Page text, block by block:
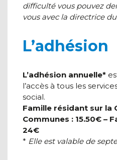
difficulté vous pouvez
vous avec la directrice
L’adhésion
L’adhésion annuelle*
l’accès à tous les
social.
Famille résidant sur la
Communes : 15.50€ –
24€
* Elle est valable de